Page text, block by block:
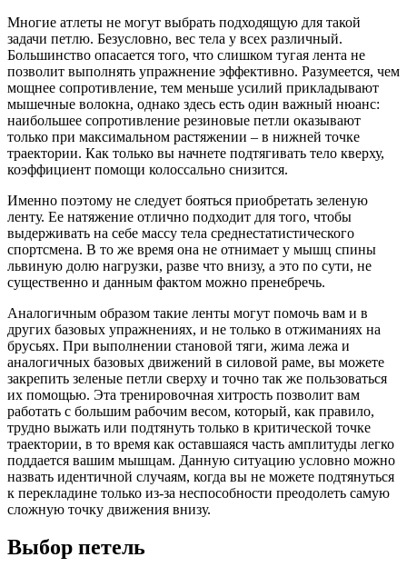
Многие атлеты не могут выбрать подходящую для такой
задачи петлю. Безусловно, вес тела у всех различный.
Большинство опасается того, что слишком тугая лента не
позволит выполнять упражнение эффективно. Разумеется, чем
мощнее сопротивление, тем меньше усилий прикладывают
мышечные волокна, однако здесь есть один важный нюанс:
наибольшее сопротивление резиновые петли оказывают
только при максимальном растяжении – в нижней точке
траектории. Как только вы начнете подтягивать тело кверху,
коэффициент помощи колоссально снизится.
Именно поэтому не следует бояться приобретать зеленую
ленту. Ее натяжение отлично подходит для того, чтобы
выдерживать на себе массу тела среднестатистического
спортсмена. В то же время она не отнимает у мышц спины
львиную долю нагрузки, разве что внизу, а это по сути, не
существенно и данным фактом можно пренебречь.
Аналогичным образом такие ленты могут помочь вам и в
других базовых упражнениях, и не только в отжиманиях на
брусьях. При выполнении становой тяги, жима лежа и
аналогичных базовых движений в силовой раме, вы можете
закрепить зеленые петли сверху и точно так же пользоваться
их помощью. Эта тренировочная хитрость позволит вам
работать с большим рабочим весом, который, как правило,
трудно выжать или подтянуть только в критической точке
траектории, в то время как оставшаяся часть амплитуды легко
поддается вашим мышцам. Данную ситуацию условно можно
назвать идентичной случаям, когда вы не можете подтянуться
к перекладине только из-за неспособности преодолеть самую
сложную точку движения внизу.
Выбор петель